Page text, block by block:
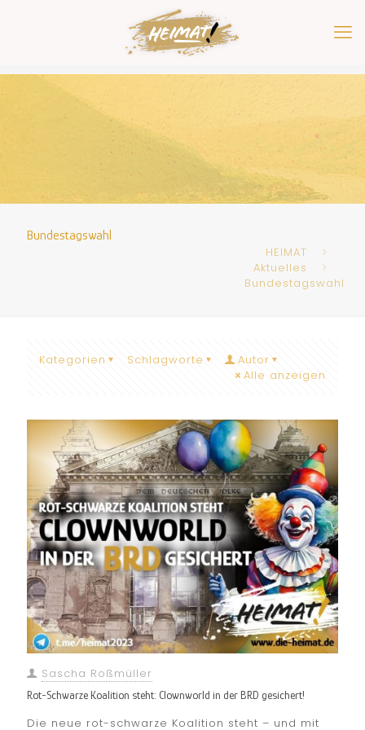
Bundestagswahl
HEIMAT
Aktuelles
Bundestagswahl
Kategorien Schlagworte
Autor
Alle anzeigen
Sascha Roßmüller
Rot-Schwarze Koalition steht: Clownworld in der BRD gesichert!
Die neue rot-schwarze Koalition steht – und mit